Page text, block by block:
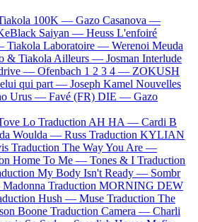
100K — Gazo Casanova —
Saiyan — Heuss L'enfoiré
Tiakola Laboratoire — Werenoi Meuda
& Tiakola Ailleurs — Josman Interlude
— Ofenbach 1 2 3 4 — ZOKUSH
qui part — Joseph Kamel Nouvelles
Urus — Favé (FR) DIE — Gazo
Lo Traduction AH HA — Cardi B
Woulda — Russ Traduction KYLIAN
Traduction The Way You Are —
Home To Me — Tones & I Traduction
My Body Isn't Ready — Sombr
Madonna Traduction MORNING DEW
Hush — Muse Traduction The
Boone Traduction Camera — Charli